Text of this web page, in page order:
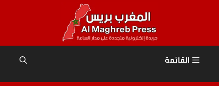
القائمة